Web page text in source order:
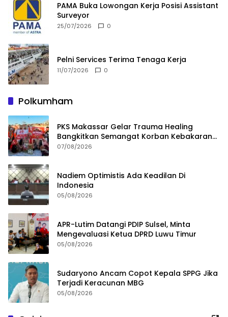
PAMA Buka Lowongan Kerja Posisi Assistant
Surveyor
25/07/2026 0
Pelni Services Terima Tenaga Kerja
11/07/2026 0
Polkumham
PKS Makassar Gelar Trauma Healing
Bangkitkan Semangat Korban Kebakaran
Tallo
07/08/2026
Nadiem Optimistis Ada Keadilan Di
Indonesia
05/08/2026
APR-Lutim Datangi PDIP Sulsel, Minta
Mengevaluasi Ketua DPRD Luwu Timur
05/08/2026
Sudaryono Ancam Copot Kepala SPPG Jika
Terjadi Keracunan MBG
05/08/2026